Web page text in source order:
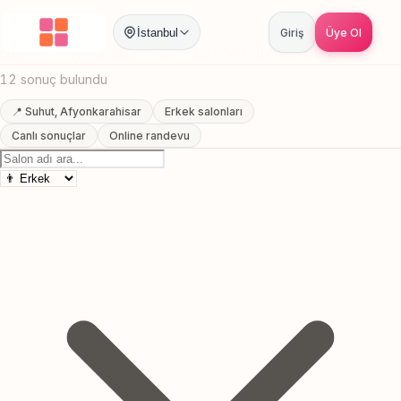
İstanbul Giriş Üye Ol
Anasayfa / Afyonkarahisar Suhut Sakal Sekillendirme
Suhut, Afyonkarahisar Sakal Sekillendirme
12 sonuç bulundu
📍 Suhut, Afyonkarahisar
Erkek salonları
Canlı sonuçlar
Online randevu